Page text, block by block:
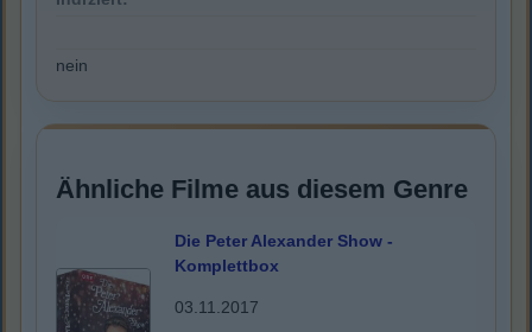
nein
Ähnliche Filme aus diesem Genre
Die Peter Alexander Show -
Komplettbox
03.11.2017